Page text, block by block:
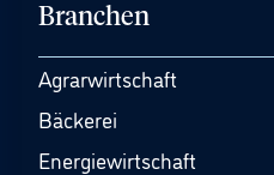
Branchen
Agrarwirtschaft
Bäckerei
Energiewirtschaft